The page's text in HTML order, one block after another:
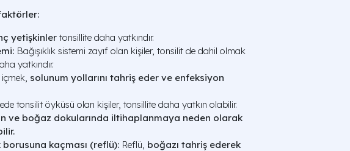
yetişkinler tonsillite daha yatkındır.
Bağışıklık sistemi zayıf olan kişiler, tonsilit de dahil olmak
yatkındır.
solunum yollarını tahriş eder ve enfeksiyon
tonsilit öyküsü olan kişiler, tonsillite daha yatkın olabilir.
ve boğaz dokularında iltihaplanmaya neden olarak
kaçması (reflü): Reflü, boğazı tahriş ederek